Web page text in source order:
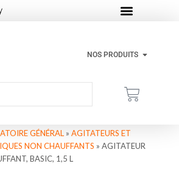
NOS PRODUITS
GÉNÉRAL » AGITATEURS ET
NON CHAUFFANTS » AGITATEUR
BASIC, 1,5 L